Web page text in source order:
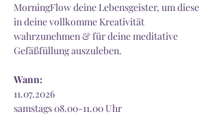
MorningFlow deine Lebensgeister, um diese
in deine vollkomme Kreativität
wahrzunehmen & für deine meditative
Gefäßfüllung auszuleben.
Wann:
11.07.2026
samstags 08.00-11.00 Uhr